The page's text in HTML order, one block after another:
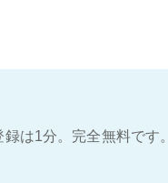
は1分。完全無料です。